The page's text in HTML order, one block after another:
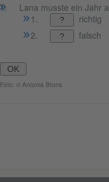
Lana musste ein Jahr
? richtig
? falsch
OK
Foto: © Antonia Bruns